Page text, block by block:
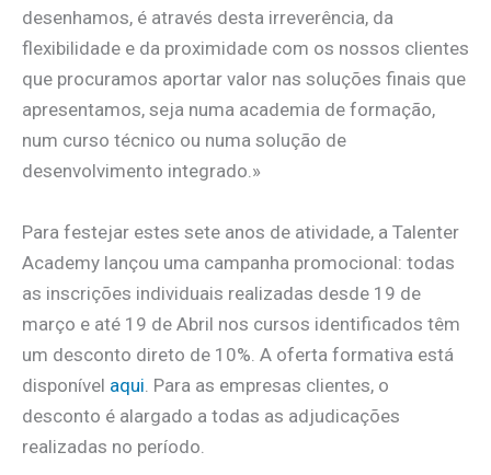
desenhamos, é através desta irreverência, da
flexibilidade e da proximidade com os nossos clientes
que procuramos aportar valor nas soluções finais que
apresentamos, seja numa academia de formação,
num curso técnico ou numa solução de
desenvolvimento integrado.»
Para festejar estes sete anos de atividade, a Talenter
Academy lançou uma campanha promocional: todas
as inscrições individuais realizadas desde 19 de
março e até 19 de Abril nos cursos identificados têm
um desconto direto de 10%. A oferta formativa está
disponível aqui . Para as empresas clientes, o
desconto é alargado a todas as adjudicações
realizadas no período.